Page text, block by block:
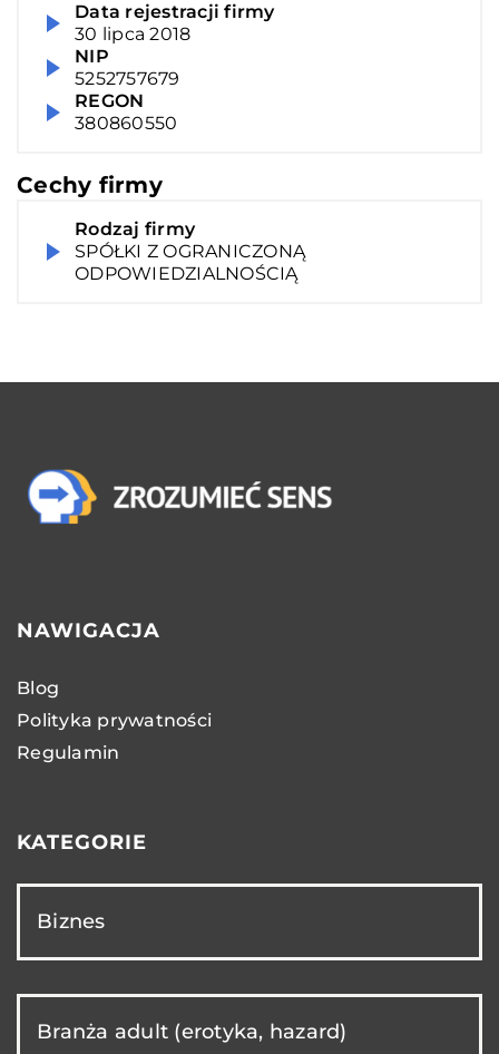
Data rejestracji firmy
30 lipca 2018
NIP
5252757679
REGON
380860550
Cechy firmy
Rodzaj firmy
SPÓŁKI Z OGRANICZONĄ
ODPOWIEDZIALNOŚCIĄ
NAWIGACJA
Blog
Polityka prywatności
Regulamin
KATEGORIE
Biznes
Branża adult (erotyka, hazard)